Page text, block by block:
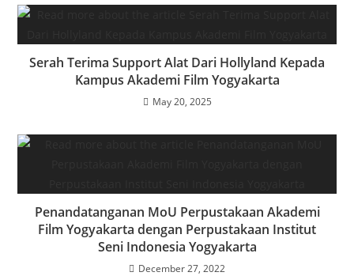
Serah Terima Support Alat Dari Hollyland Kepada
Kampus Akademi Film Yogyakarta
May 20, 2025
Penandatanganan MoU Perpustakaan Akademi
Film Yogyakarta dengan Perpustakaan Institut
Seni Indonesia Yogyakarta
December 27, 2022